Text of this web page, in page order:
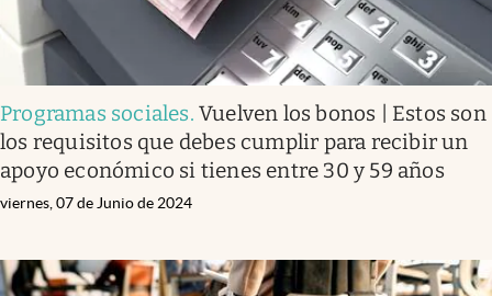
Programas sociales.Vuelven los bonos | Estos son
los requisitos que debes cumplir para recibir un
apoyo económico si tienes entre 30 y 59 años
viernes, 07 de Junio de 2024